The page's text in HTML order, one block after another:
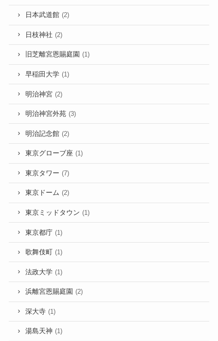
日本武道館 (2)
日枝神社 (2)
旧芝離宮恩賜庭園 (1)
早稲田大学 (1)
明治神宮 (2)
明治神宮外苑 (3)
明治記念館 (2)
東京グローブ座 (1)
東京タワー (7)
東京ドーム (2)
東京ミッドタウン (1)
東京都庁 (1)
歌舞伎町 (1)
法政大学 (1)
浜離宮恩賜庭園 (2)
深大寺 (1)
湯島天神 (1)